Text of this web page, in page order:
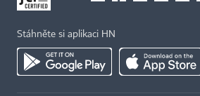
Stáhněte si aplikaci HN